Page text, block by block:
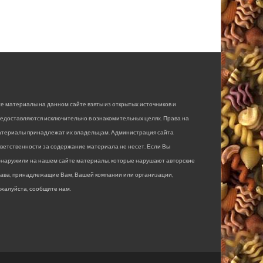
материалы на данном сайте взяты из открытых источников и
исключительно в ознакомительных целях. Права на
принадлежат их владельцам. Администрация сайта
за содержание материала не несет. Если Вы
на нашем сайте материалы, которые нарушают авторские
принадлежащие Вам, Вашей компании или организации,
сообщите нам.